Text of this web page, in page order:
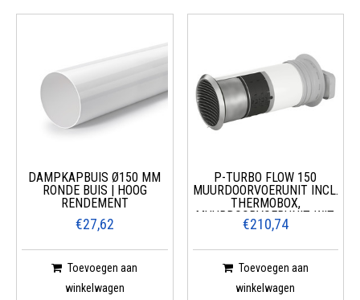
DAMPKAPBUIS Ø150 MM
RONDE BUIS | HOOG
RENDEMENT
€27,62
Toevoegen aan
winkelwagen
P-TURBO FLOW 150
MUURDOORVOERUNIT INCL.
THERMOBOX,
MUURDOORVOERUNIT, WIT,
ROESTVRIJ STAAL
€210,74
Toevoegen aan
winkelwagen